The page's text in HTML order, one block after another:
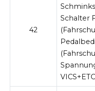
42
Schalter